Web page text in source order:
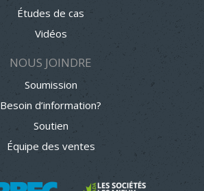
Études de cas
Vidéos
NOUS JOINDRE
Soumission
Besoin d’information?
Soutien
Équipe des ventes